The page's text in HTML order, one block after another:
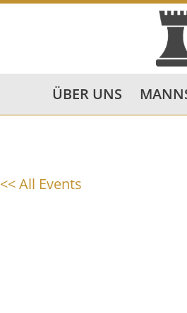
ÜBER UNS
<< All Events